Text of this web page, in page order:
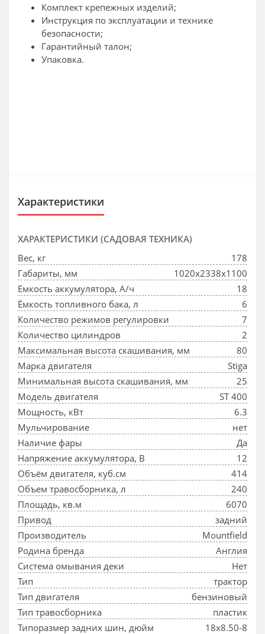
Комплект крепежных изделий;
Инструкция по эксплуатации и технике
безопасности;
Гарантийный талон;
Упаковка.
Характеристики
ХАРАКТЕРИСТИКИ (САДОВАЯ ТЕХНИКА)
Вес, кг
178
Габариты, мм
1020х2338х1100
Емкость аккумулятора, А/ч
18
Ёмкость топливного бака, л
6
Количество режимов регулировки
7
Количество цилиндров
2
Максимальная высота скашивания, мм
80
Марка двигателя
Stiga
Минимальная высота скашивания, мм
25
Модель двигателя
ST 400
Мощность, кВт
6.3
Мульчирование
нет
Наличие фары
Да
Напряжение аккумулятора, В
12
Объём двигателя, куб.см
414
Объем травосборника, л
240
Площадь, кв.м
6070
Привод
задний
Производитель
Mountfield
Родина бренда
Англия
Система омывания деки
Нет
Тип
трактор
Тип двигателя
бензиновый
Тип травосборника
пластик
Типоразмер задних шин, дюйм
18х8.50-8